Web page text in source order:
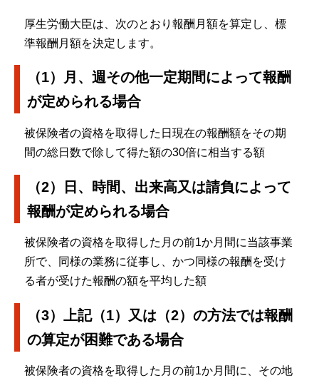
厚生労働大臣は、次のとおり報酬月額を算定し、標
準報酬月額を決定します。
（1）月、週その他一定期間によって報酬
が定められる場合
被保険者の資格を取得した日現在の報酬額をその期
間の総日数で除して得た額の30倍に相当する額
（2）日、時間、出来高又は請負によって
報酬が定められる場合
被保険者の資格を取得した月の前1か月間に当該事業
所で、同様の業務に従事し、かつ同様の報酬を受け
る者が受けた報酬の額を平均した額
（3）上記（1）又は（2）の方法では報酬
の算定が困難である場合
被保険者の資格を取得した月の前1か月間に、その地